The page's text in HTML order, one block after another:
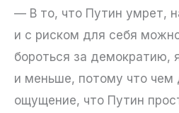
— В то, что Путин умрет,
и с риском для себя
бороться за демократию,
и меньше, потому что
ощущение, что Путин